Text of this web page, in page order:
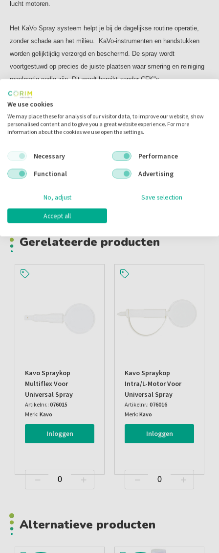
lucht motoren.
Het KaVo Spray systeem helpt je bij de dagelijkse routine operatie,
zonder schade aan het milieu. KaVo-instrumenten en handstukken
worden gelijktijdig verzorgd en beschermd. De spray wordt
voortgestuwd op precies de juiste plaatsen waar smering en reiniging
regelmatig nodig zijn. Dit wordt bereikt zonder CFK"s
(chloorfluorkoolwaterstoffen).
Goed onderhoud met KaVo Spray bespaart tijd, geld en moeite
De twee herbruikbare sproeikoppen (Deze zitten niet standaard bij de
spraybus, zijn apart te bestellen) (Multiflex en Quick) kunnen worden
Inhoud:
500 ml (excl. de spraykoppen)
Gerelateerde producten
Kavo Spraykop
Multiflex Voor
Universal Spray
Artikelnr.: 076015
Merk: Kavo
Inloggen
Kavo Spraykop
Intra/l-Motor Voor
Universal Spray
Artikelnr.: 076016
Merk: Kavo
Inloggen
Alternatieve producten
We use cookies
We may place these for analysis of our visitor data, to improve our website, show
personalised content and to give you a great website experience. For more
information about the cookies we use open the settings.
Necessary
Performance
Functional
Advertising
No, adjust Save selection
Accept all